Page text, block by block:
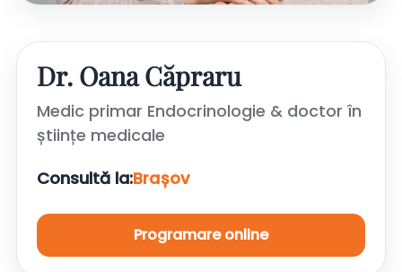
Dr. Oana Căpraru
Medic primar Endocrinologie & doctor în
științe medicale
Consultă la:Brașov
Programare online